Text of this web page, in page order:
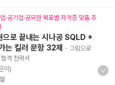
·공기업·공무원 목표별 자격증 맞춤 추
로 끝내는 시나공 SQLD +
는 킬러 문항 32제 - 그림으로
격 전략서
이)